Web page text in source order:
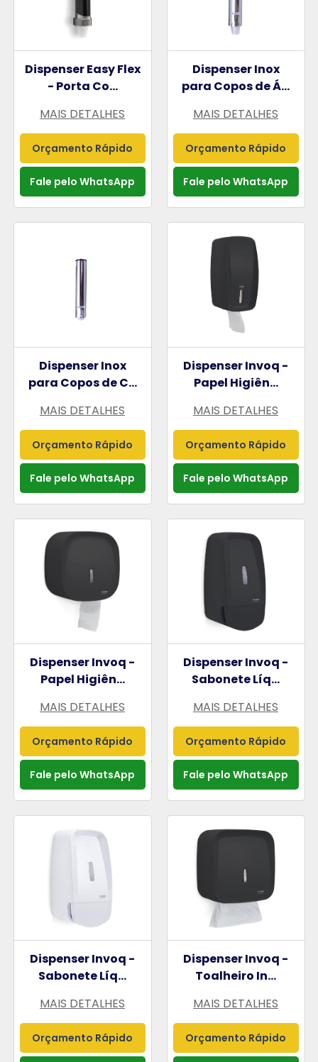
Dispenser Easy Flex
- Porta Co...
MAIS DETALHES
Orçamento Rápido
Fale pelo WhatsApp
Dispenser Inox
para Copos de Á...
MAIS DETALHES
Orçamento Rápido
Fale pelo WhatsApp
Dispenser Inox
para Copos de C...
MAIS DETALHES
Orçamento Rápido
Fale pelo WhatsApp
Dispenser Invoq -
Papel Higiên...
MAIS DETALHES
Orçamento Rápido
Fale pelo WhatsApp
Dispenser Invoq -
Papel Higiên...
MAIS DETALHES
Orçamento Rápido
Fale pelo WhatsApp
Dispenser Invoq -
Sabonete Líq...
MAIS DETALHES
Orçamento Rápido
Fale pelo WhatsApp
Dispenser Invoq -
Sabonete Líq...
MAIS DETALHES
Orçamento Rápido
Dispenser Invoq -
Toalheiro In...
MAIS DETALHES
Orçamento Rápido